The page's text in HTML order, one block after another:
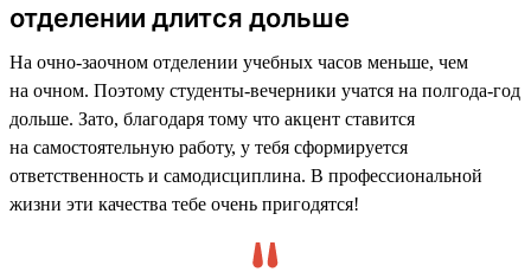
отделении длится дольше
На очно-заочном отделении учебных часов меньше, чем
на очном. Поэтому студенты-вечерники учатся на полгода-год
дольше. Зато, благодаря тому что акцент ставится
на самостоятельную работу, у тебя сформируется
ответственность и самодисциплина. В профессиональной
жизни эти качества тебе очень пригодятся!